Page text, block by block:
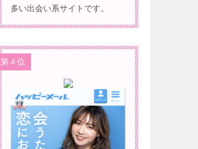
多い出会い系サイトです。
第４位